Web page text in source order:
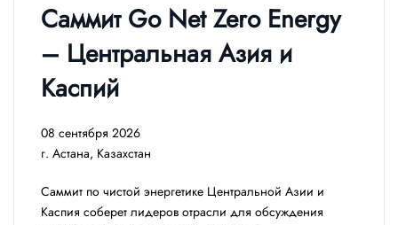
Саммит Go Net Zero Energy
– Центральная Азия и
Каспий
08 сентября 2026
г. Астана, Казахстан
Саммит по чистой энергетике Центральной Азии и
Каспия соберет лидеров отрасли для обсуждения